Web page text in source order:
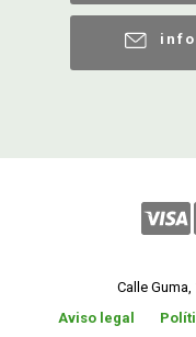
Calle
Aviso legal